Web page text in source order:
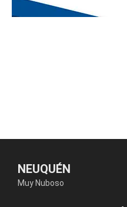
NEUQUÉN
Muy Nuboso